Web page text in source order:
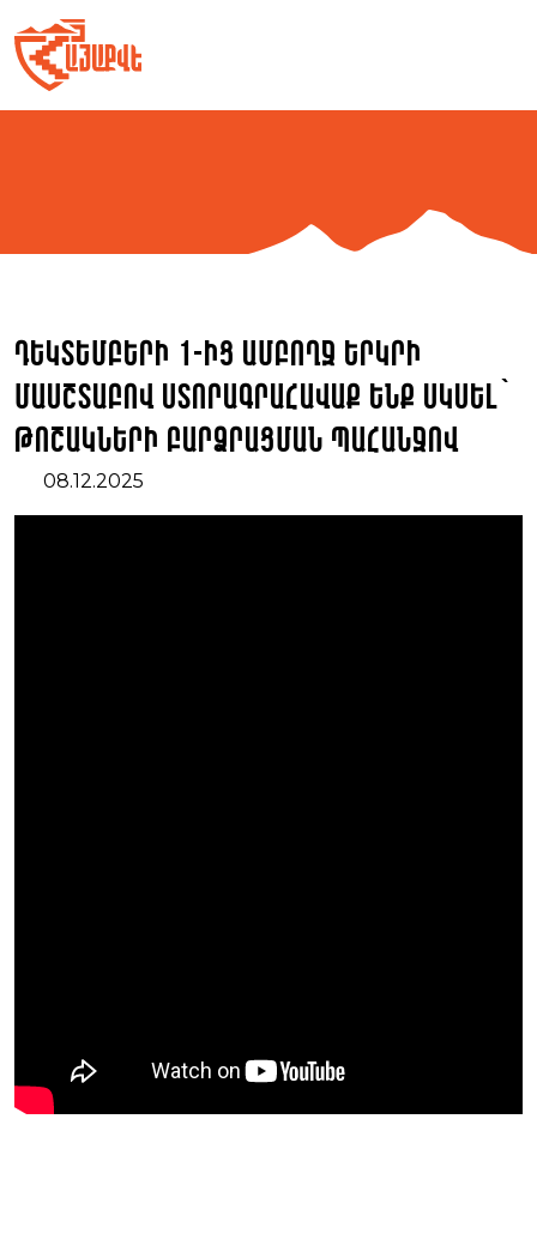
to
content
Դեկտեմբերի 1-ից ամբողջ երկրի
մասշտաբով ստորագրահավաք ենք սկսել՝
թոշակների բարձրացման պահանջով
08.12.2025